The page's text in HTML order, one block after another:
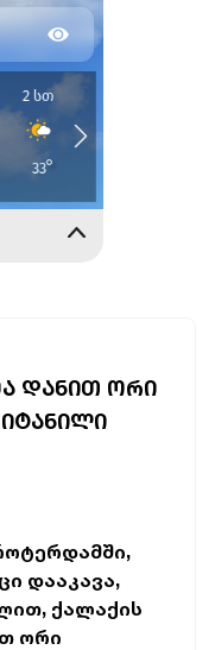
ᲓᲐᲜᲘᲗ ᲝᲠᲘ
დააკავა,
ქალაქის
ორი